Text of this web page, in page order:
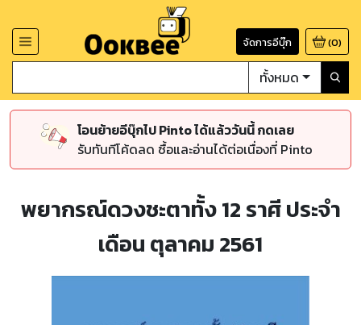
จัดการอีบุ๊ก (0)
ทั้งหมด
โอนย้ายอีบุ๊กไป Pinto ได้แล้ววันนี้ กดเลย
รับทันทีโค้ดลด ซื้อและอ่านได้ต่อเนื่องที่ Pinto
พยากรณ์ดวงชะตาทั้ง 12 ราศี ประจำ
เดือน ตุลาคม 2561